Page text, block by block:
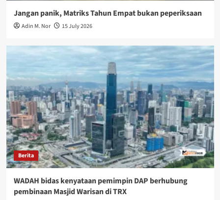
Jangan panik, Matriks Tahun Empat bukan peperiksaan
Adin M. Nor 15 July 2026
Berita
WADAH bidas kenyataan pemimpin DAP berhubung
pembinaan Masjid Warisan di TRX